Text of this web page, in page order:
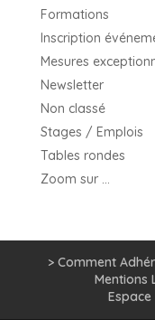
Formations
Inscription
Mesures
Newsletter
Non classé
Stages / Emplois
Tables rondes
Zoom sur …
> Comment
Mentions